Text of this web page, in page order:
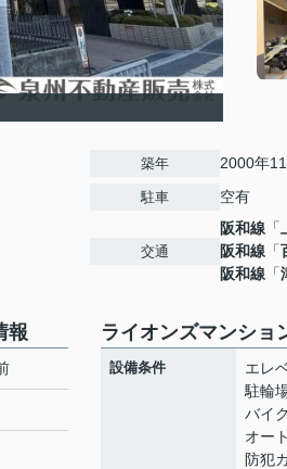
築年 2000年
駐車 空有
交通
阪和線 「
阪和線 「
阪和線 「
報 ライオンズマンショ
設備条件
エレ
駐輪
バイ
オー
防犯